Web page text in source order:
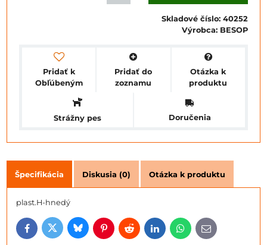
Skladové číslo: 40252
Výrobca: BESOP
Pridať k
Obľúbeným
Pridať do
zoznamu
Otázka k
produktu
Strážny pes Doručenia
Špecifikácia Diskusia (0) Otázka k produktu
plast.H-hnedý
FacebookTwitterBlueskyPinterestRedditLinkedInWhatsApp
E-
mail